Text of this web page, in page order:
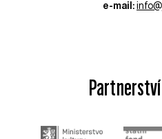
e-mail: